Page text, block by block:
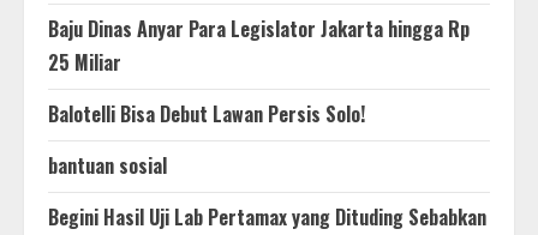
Baju Dinas Anyar Para Legislator Jakarta hingga Rp
25 Miliar
Balotelli Bisa Debut Lawan Persis Solo!
bantuan sosial
Begini Hasil Uji Lab Pertamax yang Dituding Sebabkan